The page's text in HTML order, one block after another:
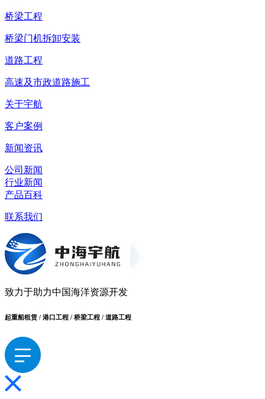
桥梁工程
桥梁门机拆卸安装
道路工程
高速及市政道路施工
关于宇航
客户案例
新闻资讯
公司新闻
行业新闻
产品百科
联系我们
致力于助力中国海洋资源开发
起重船租赁 / 港口工程 / 桥梁工程 / 道路工程